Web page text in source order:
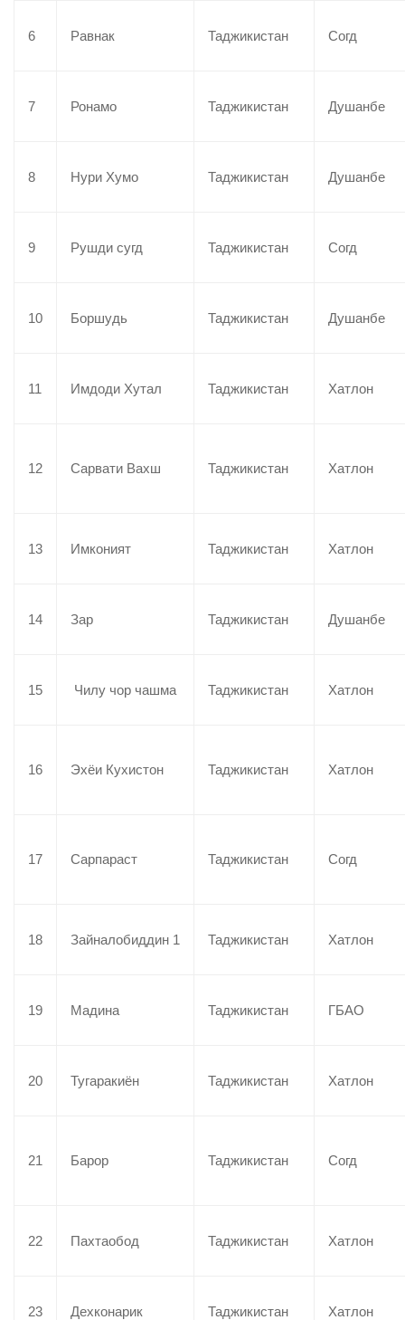
6 Равнак Таджикистан Согд
7 Ронамо Таджикистан Душанбе
8 Нури Хумо Таджикистан Душанбе
9 Рушди сугд Таджикистан Согд
10 Боршудь Таджикистан Душанбе
11 Имдоди Хутал Таджикистан Хатлон
12 Сарвати Вахш Таджикистан Хатлон
13 Имконият Таджикистан Хатлон
14 Зар Таджикистан Душанбе
15 Чилу чор чашма Таджикистан Хатлон
16 Эхёи Кухистон Таджикистан Хатлон
17 Сарпараст Таджикистан Согд
18 Зайналобиддин 1 Таджикистан Хатлон
19 Мадина Таджикистан ГБАО
20 Тугаракиён Таджикистан Хатлон
21 Барор Таджикистан Согд
22 Пахтаобод Таджикистан Хатлон
23 Дехконарик Таджикистан Хатлон